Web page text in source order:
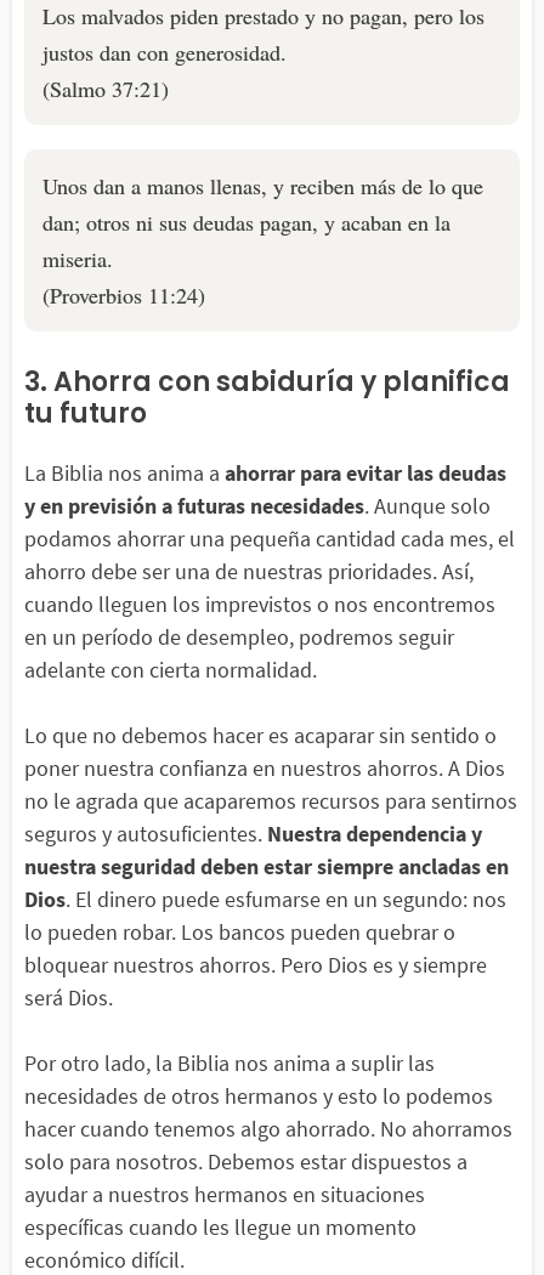
Los malvados piden prestado y no pagan, pero los
justos dan con generosidad.
(Salmo 37:21)
Unos dan a manos llenas, y reciben más de lo que
dan; otros ni sus deudas pagan, y acaban en la
miseria.
(Proverbios 11:24)
3. Ahorra con sabiduría y planifica
tu futuro
La Biblia nos anima a ahorrar para evitar las deudas
y en previsión a futuras necesidades. Aunque solo
podamos ahorrar una pequeña cantidad cada mes, el
ahorro debe ser una de nuestras prioridades. Así,
cuando lleguen los imprevistos o nos encontremos
en un período de desempleo, podremos seguir
adelante con cierta normalidad.
Lo que no debemos hacer es acaparar sin sentido o
poner nuestra confianza en nuestros ahorros. A Dios
no le agrada que acaparemos recursos para sentirnos
seguros y autosuficientes. Nuestra dependencia y
nuestra seguridad deben estar siempre ancladas en
Dios. El dinero puede esfumarse en un segundo: nos
lo pueden robar. Los bancos pueden quebrar o
bloquear nuestros ahorros. Pero Dios es y siempre
será Dios.
Por otro lado, la Biblia nos anima a suplir las
necesidades de otros hermanos y esto lo podemos
hacer cuando tenemos algo ahorrado. No ahorramos
solo para nosotros. Debemos estar dispuestos a
ayudar a nuestros hermanos en situaciones
específicas cuando les llegue un momento
económico difícil.